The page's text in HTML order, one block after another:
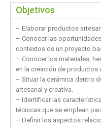
Objetivos
– Elaborar productos
– Conocer las
contextos de un proyecto
– Conocer los materiales,
en la creación de productos
– Situar la cerámica dentro
artesanal y creativa.
– Identificar las
técnicas que se emplean
– Definir los aspectos